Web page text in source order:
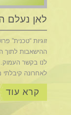
לאן נעלם
זוגיות “טכנית”
ההישאבות לתוך
לנו בקשר
לאחרונה
קרא עוד